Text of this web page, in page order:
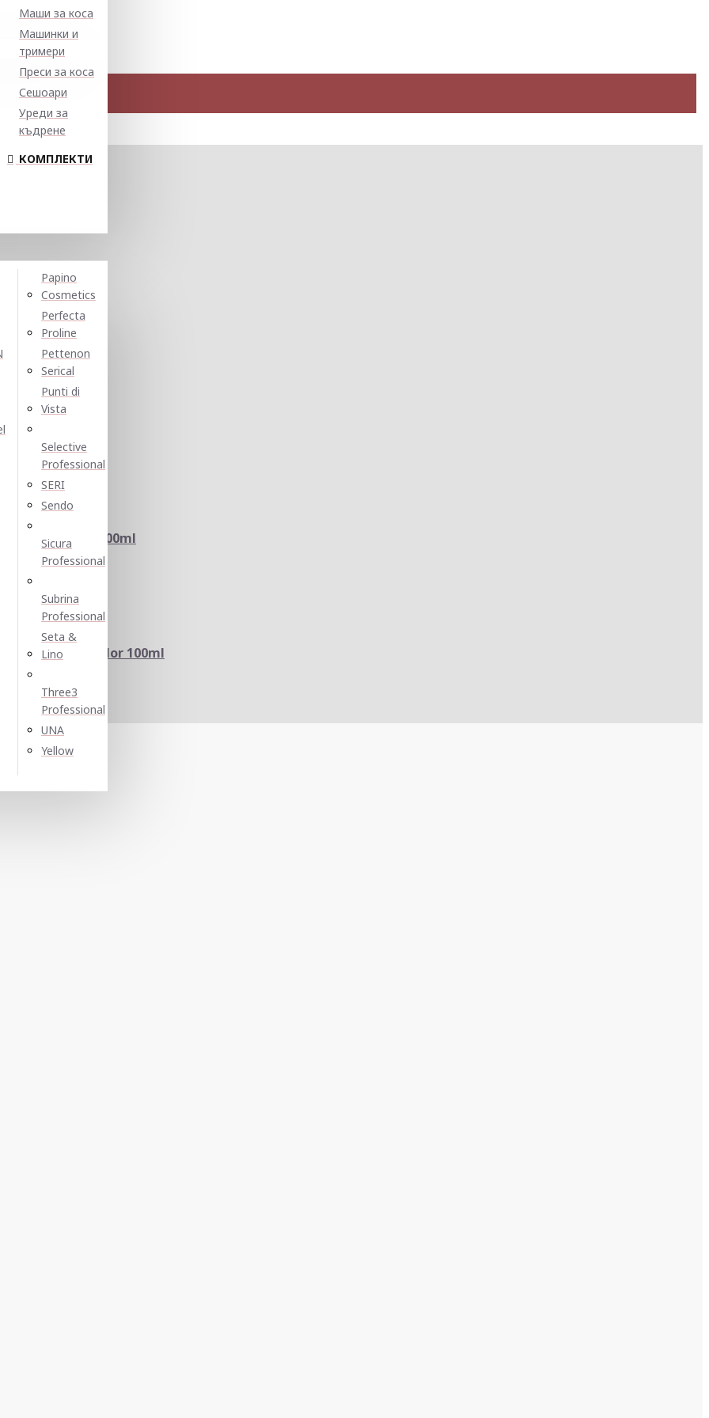
Маши за коса
Машинки и
тримери
Преси за коса
Сешоари
Уреди за
къдрене
КОМПЛЕКТИ
Papino
Cosmetics
Perfecta
Proline
Pettenon
Serical
Punti di
Vista
Selective
Professional
SERI
Sendo
Sicura
Professional
Subrina
Professional
Seta &
Lino
Three3
Professional
UNA
Yellow
60ml
OWAY HColor 100ml
HI-FI Hair Color 100ml